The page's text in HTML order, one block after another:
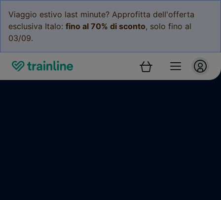
Viaggio estivo last minute? Approfitta dell'offerta
esclusiva Italo: fino al 70% di sconto, solo fino al
03/09.